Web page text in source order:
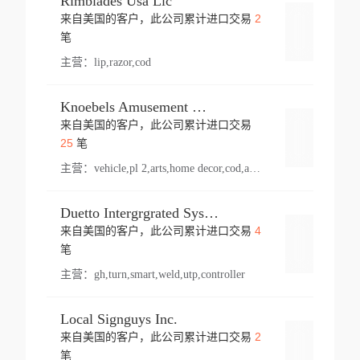
来自美国的客户，此公司累计进口交易 2
笔
主营： lip,razor,cod
Knoebels Amusement Resort
来自美国的客户，此公司累计进口交易
25笔
主营： vehicle,pl 2,arts,home decor,cod,amusement ride,sea
Duetto Intergrgrated Systems Inc.
来自美国的客户，此公司累计进口交易 4
笔
主营： gh,turn,smart,weld,utp,controller
Local Signguys Inc.
来自美国的客户，此公司累计进口交易 2
笔